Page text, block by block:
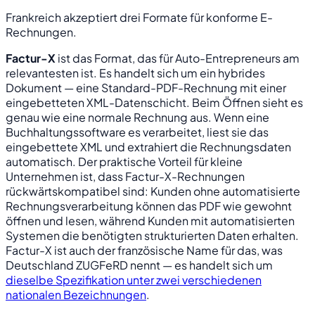
Frankreich akzeptiert drei Formate für konforme E-
Rechnungen.
Factur-Xist das Format, das für Auto-Entrepreneurs am
relevantesten ist. Es handelt sich um ein hybrides
Dokument — eine Standard-PDF-Rechnung mit einer
eingebetteten XML-Datenschicht. Beim Öffnen sieht es
genau wie eine normale Rechnung aus. Wenn eine
Buchhaltungssoftware es verarbeitet, liest sie das
eingebettete XML und extrahiert die Rechnungsdaten
automatisch. Der praktische Vorteil für kleine
Unternehmen ist, dass Factur-X-Rechnungen
rückwärtskompatibel sind: Kunden ohne automatisierte
Rechnungsverarbeitung können das PDF wie gewohnt
öffnen und lesen, während Kunden mit automatisierten
Systemen die benötigten strukturierten Daten erhalten.
Factur-X ist auch der französische Name für das, was
Deutschland ZUGFeRD nennt — es handelt sich um
dieselbe Spezifikation unter zwei verschiedenen
nationalen Bezeichnungen.